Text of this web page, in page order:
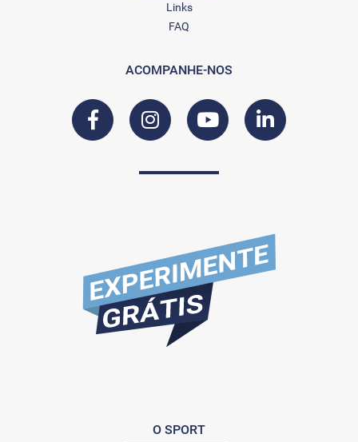
Links
FAQ
ACOMPANHE-NOS
O SPORT